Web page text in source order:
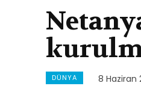
DÜNYA 8 Haziran